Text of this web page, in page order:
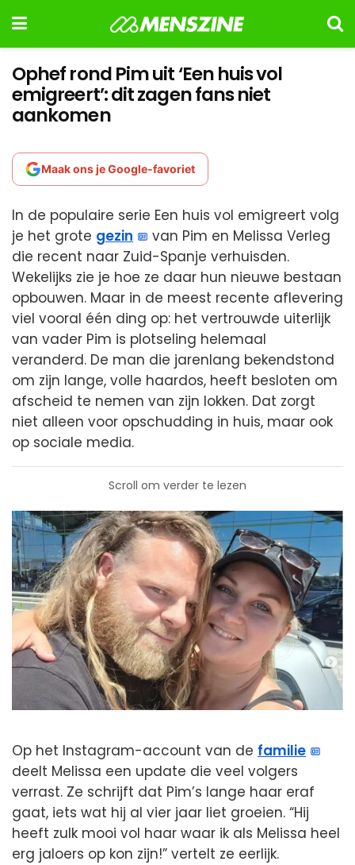
Ophef rond Pim uit ‘Een huis vol
emigreert’: dit zagen fans niet
aankomen
Maak ons je Google-favoriet
In de populaire serie Een huis vol emigreert volg
je het grote gezin
van Pim en Melissa Verleg
die recent naar Zuid-Spanje verhuisden.
Wekelijks zie je hoe ze daar hun nieuwe bestaan
opbouwen. Maar in de meest recente aflevering
viel vooral één ding op: het vertrouwde uiterlijk
van vader Pim is plotseling helemaal
veranderd. De man die jarenlang bekendstond
om zijn lange, volle haardos, heeft besloten om
afscheid te nemen van zijn lokken. Dat zorgt
niet alleen voor opschudding in huis, maar ook
op sociale media.
Scroll om verder te lezen
Op het Instagram-account van de familie
deelt Melissa een update die veel volgers
verrast. Ze schrijft dat Pim’s lange haar eraf
gaat, iets wat hij al vier jaar liet groeien. “Hij
heeft zulk mooi vol haar waar ik als Melissa heel
erg jaloers op kon zijn!” vertelt ze eerlijk.